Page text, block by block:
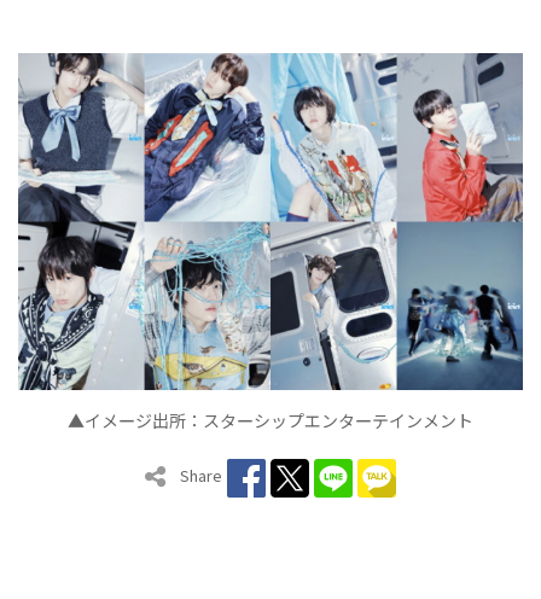
▲イメ ージ出所：スタ ーシップエンタ ーテインメン ト
Share